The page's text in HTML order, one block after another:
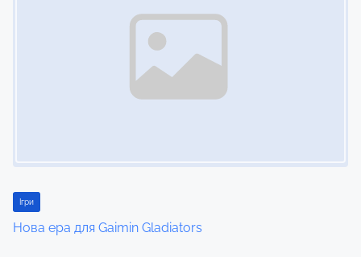
Ігри
Нова ера для Gaimin Gladiators